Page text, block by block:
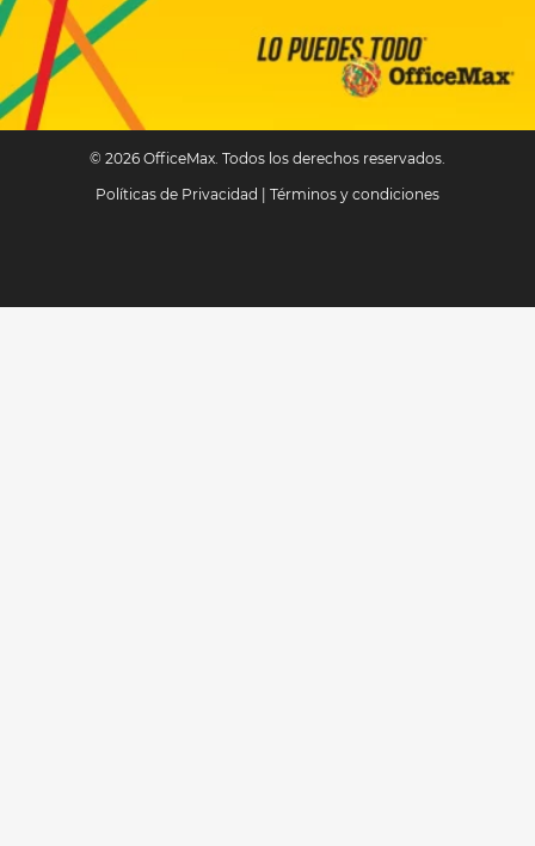
© 2026 OfficeMax. Todos los derechos reservados.
Políticas de Privacidad
Términos y condiciones